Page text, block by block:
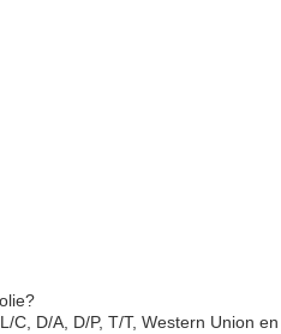
D/A, D/P, T/T, Western Union en